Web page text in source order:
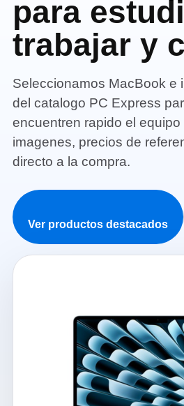
para
trabajar y
Seleccionamos MacBook e
del catalogo PC Express
encuentren rapido el equipo
imagenes, precios de
directo a la compra.
Ver productos destacados